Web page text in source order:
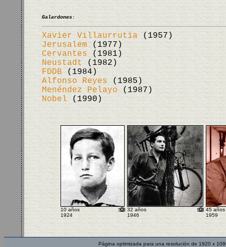
Galardones:
Xavier Villaurrutia(1957)
Jerusalem(1977)
Cervantes (1981)
Neustadt
(1982)
FDDB(1984)
Alfonso Reyes (1985)
Menéndez Pelayo (1987)
Nobel (1990)
10 años
1924
32 años
1946
45 años
1959
Página optimizada para una resolución de 1920 x